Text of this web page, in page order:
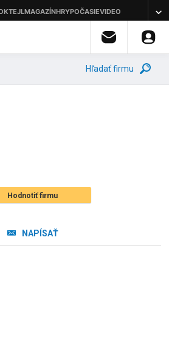
Hľadať firmu
Hodnotiť firmu
NAPÍSAŤ